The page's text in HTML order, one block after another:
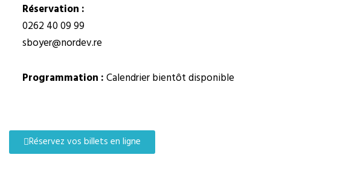
Réservation :
0262 40 09 99
sboyer@nordev.re
Programmation :Calendrier bientôt disponible
Réservez vos billets en ligne